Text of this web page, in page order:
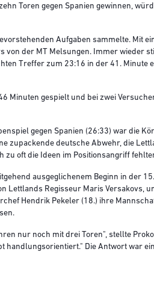
Toren gegen Spanien gewinnen,
Aufgaben sammelte. Mit
von der MT Melsungen. Immer wieder
Treffer zum 23:16 in der 41. Minute
Minuten gespielt und bei zwei
gegen Spanien (26:33) war die
zupackende deutsche Abwehr, die
zu oft die Ideen im Positionsangriff
ausgeglichenem Beginn in der
Lettlands Regisseur Maris Versakovs,
Hendrik Pekeler (18.) ihre
nur noch mit drei Toren", stellte
handlungsorientiert." Die Antwort war